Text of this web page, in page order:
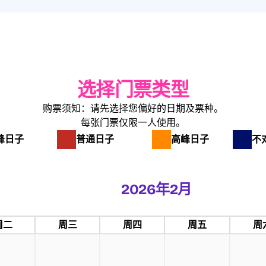
选择门票类型
购票须知：请先选择您偏好的日期及票种。
每张门票仅限一人使用。
日子
普通日子 高峰日子 不
2026年2月
二 周三 周四 周五 周